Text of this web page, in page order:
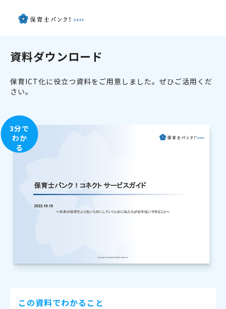
資料ダウンロード
保育ICT化に役立つ資料をご用意しました。ぜひご活用くだ
さい。
3分で
わか
る
この資料でわかること